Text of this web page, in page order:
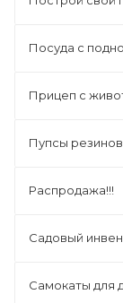
Посуда с
Прицеп с
Пупсы
Распродажа!!!
Садовый
Самокаты для